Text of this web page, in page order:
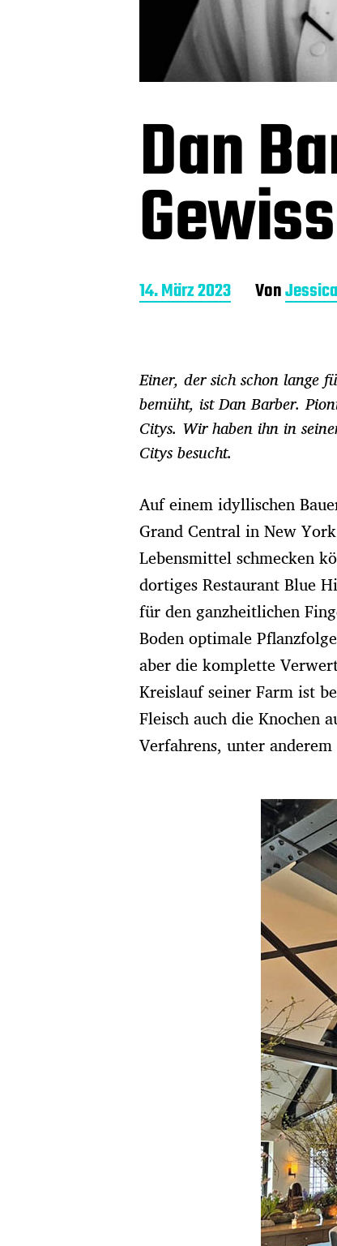
Dan
B
e
a
g
s
d
a
m
14. März 2023 Von
Einer, der sich schon lange
bemüht, ist Dan Barber.
Citys. Wir haben ihn in
Citys besucht.
Auf einem idyllischen
Grand Central in New
Lebensmittel schmecken
dortiges Restaurant Blue
für den ganzheitlichen
Boden optimale
aber die komplette
Kreislauf seiner Farm ist
Fleisch auch die Knochen
Verfahrens, unter